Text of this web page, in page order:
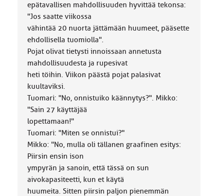
epätavallisen mahdollisuuden hyvittää tekonsa:
"Jos saatte viikossa
vähintää 20 nuorta jättämään huumeet, pääsette
ehdollisella tuomiolla".
Pojat olivat tietysti innoissaan annetusta
mahdollisuudesta ja rupesivat
heti töihin. Viikon päästä pojat palasivat
kuultaviksi.
Tuomari: "No, onnistuiko käännytys?". Mikko:
"Sain 27 käyttäjää
lopettamaan!"
Tuomari: "Miten se onnistui?"
Mikko: "No, mulla oli tällanen graafinen esitys:
Piirsin ensin ison
ympyrän ja sanoin, että tässä on sun
aivokapasiteetti, kun et käytä
huumeita. Sitten piirsin paljon pienemmän